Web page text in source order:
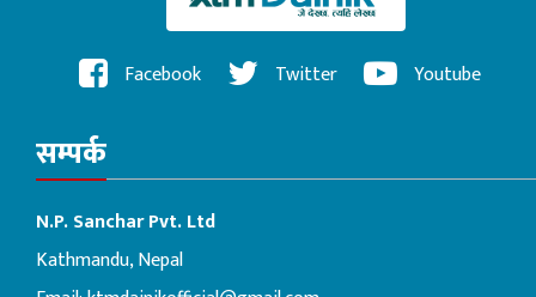
Facebook Twitter Youtube
सम्पर्क
N.P. Sanchar Pvt. Ltd
Kathmandu, Nepal